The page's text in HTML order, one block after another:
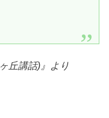
丘講話)』より